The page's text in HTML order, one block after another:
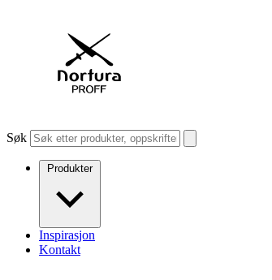
Søk
Produkter
Inspirasjon
Kontakt